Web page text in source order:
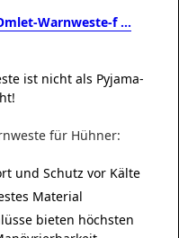
Warnweste-f ...
ist nicht als Pyjama-
für Hühner:
und Schutz vor Kälte
Material
bieten höchsten